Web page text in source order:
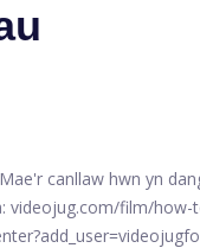
Mae'r canllaw hwn yn
videojug.com/film/